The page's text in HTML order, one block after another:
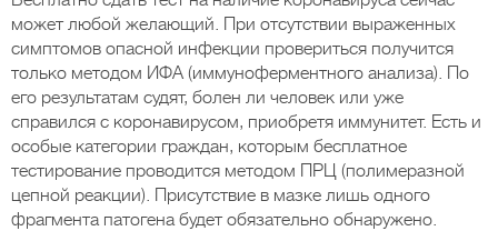
может любой желающий. При отсутствии выраженных
симптомов опасной инфекции провериться получится
только методом ИФА (иммуноферментного анализа). По
его результатам судят, болен ли человек или уже
справился с коронавирусом, приобретя иммунитет. Есть и
особые категории граждан, которым бесплатное
тестирование проводится методом ПРЦ (полимеразной
цепной реакции). Присутствие в мазке лишь одного
фрагмента патогена будет обязательно обнаружено.